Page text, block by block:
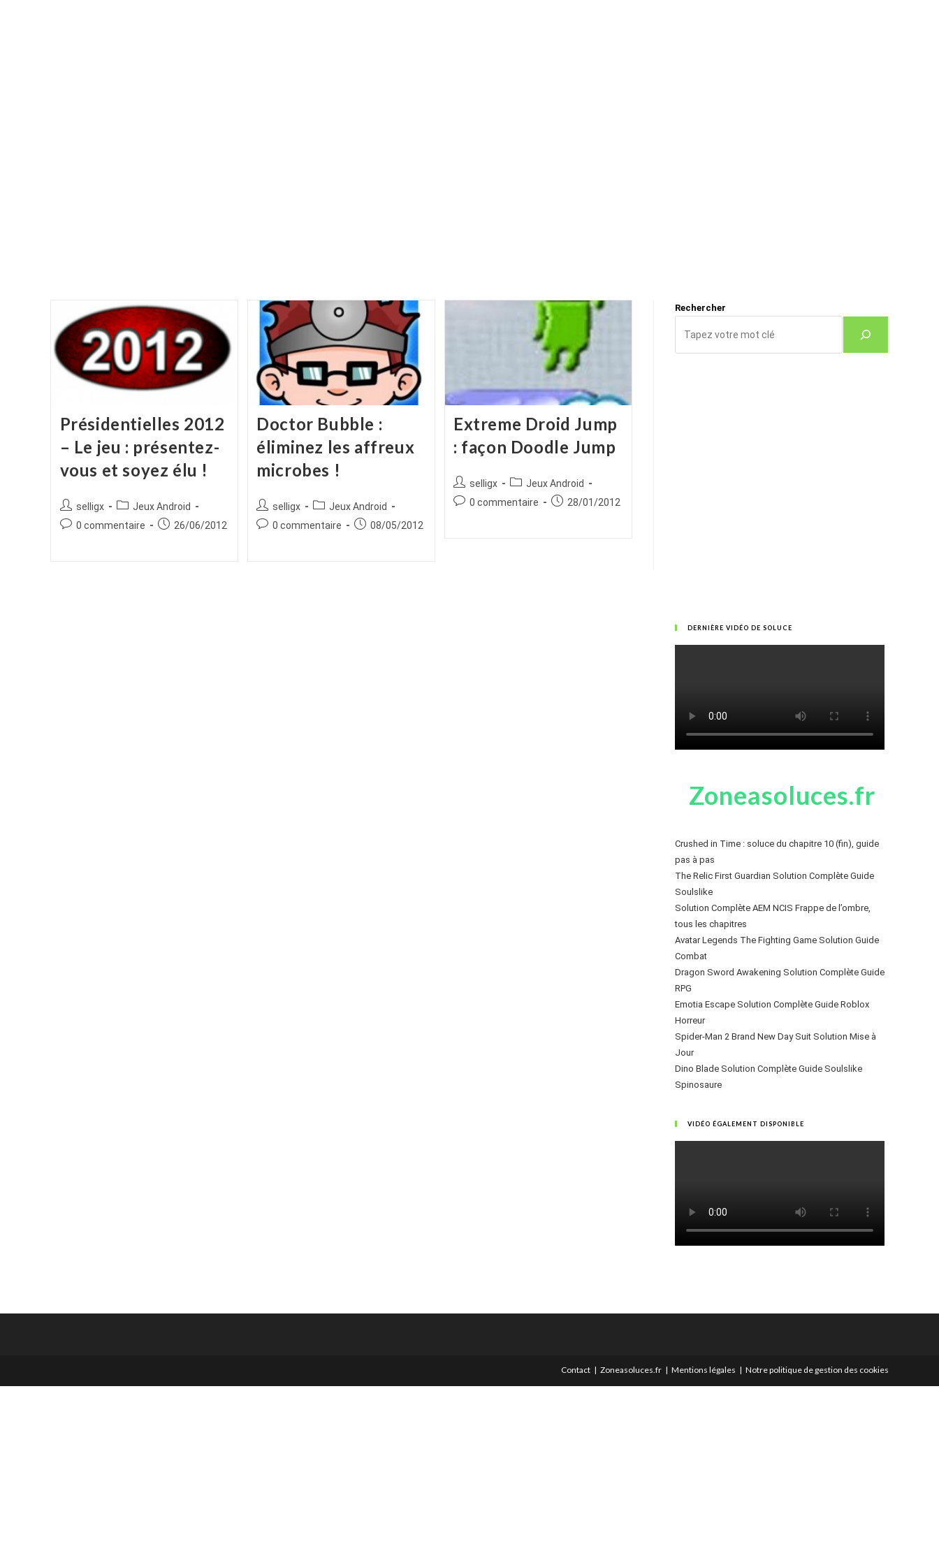
Présidentielles 2012
– Le jeu : présentez-
vous et soyez élu !
Auteur/autrice
de
selligx
Post
category:
Jeux Android
Commentaires
0 commentaire
Publication
26/06/2012
Doctor Bubble :
éliminez les affreux
microbes !
Auteur/autrice
de
selligx
Post
category:
Jeux Android
Commentaires
0 commentaire
Publication
08/05/2012
Extreme Droid Jump
: façon Doodle Jump
Auteur/autrice
de
selligx
Post
category:
Jeux Android
Commentaires
0 commentaire
Publication
28/01/2012
Rechercher
DERNIÈRE VIDÉO DE SOLUCE
Zoneasoluces.fr
Crushed in Time : soluce du chapitre 10 (fin), guide
pas à pas
The Relic First Guardian Solution Complète Guide
Soulslike
Solution Complète AEM NCIS Frappe de l’ombre,
tous les chapitres
Avatar Legends The Fighting Game Solution Guide
Combat
Dragon Sword Awakening Solution Complète Guide
RPG
Emotia Escape Solution Complète Guide Roblox
Horreur
Spider-Man 2 Brand New Day Suit Solution Mise à
Jour
Dino Blade Solution Complète Guide Soulslike
Spinosaure
VIDÉO ÉGALEMENT DISPONIBLE
Contact Zoneasoluces.fr Mentions légales Notre politique de gestion des cookies